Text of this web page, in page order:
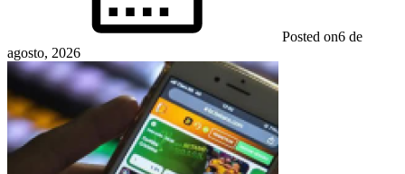
Posted on6 de
agosto, 2026